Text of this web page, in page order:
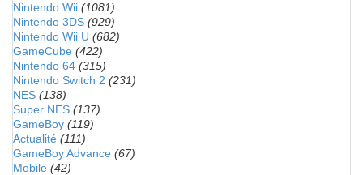
Nintendo Wii (1081)
Nintendo 3DS (929)
Nintendo Wii U (682)
GameCube (422)
Nintendo 64 (315)
Nintendo Switch 2 (231)
NES (138)
Super NES (137)
GameBoy (119)
Actualité (111)
GameBoy Advance (67)
Mobile (42)